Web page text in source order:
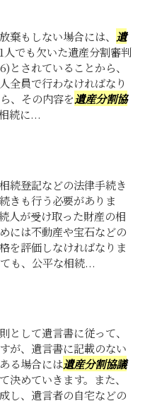
棄もしない場合には、 遺
でも欠いた遺産分割審判
とされていることから、
全員で行わなければなり
、その内容を遺産分割協
続に...
続登記などの法律手続き
きも行う必要がありま
人が受け取った財産の相
には不動産や宝石などの
を評価しなければなりま
も、公平な相続...
として遺言書に従って、
が、遺言書に記載のない
る場合には遺産分割協議
決めていきます。また、
し、遺言者の自宅などの